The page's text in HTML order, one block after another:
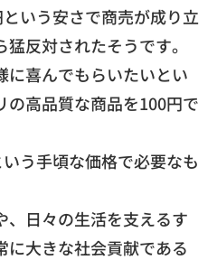
いう安さで商売が成り立
猛反対されたそうです。
に喜んでもらいたいとい
の高品質な商品を100円で
う手頃な価格で必要なも
日々の生活を支えるす
に大きな社会貢献である